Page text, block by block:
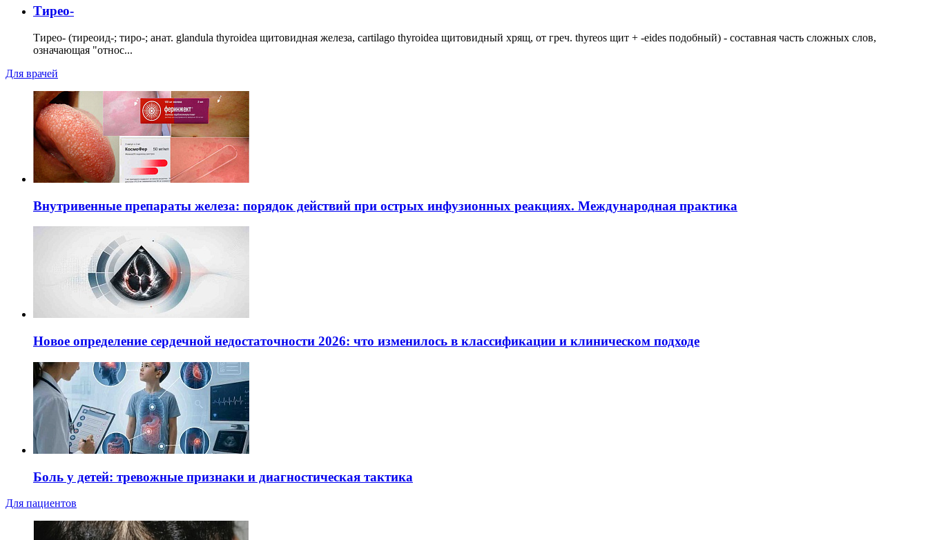
Тирео-
Тирео- (тиреоид-; тиро-; анат. glandula thyroidea щитовидная железа, cartilago thyroidea щитовидный хрящ, от греч. thyreos щит + -eides подобный) - составная часть сложных слов,
означающая "относ...
Для врачей
Внутривенные препараты железа: порядок действий при острых инфузионных реакциях. Международная практика
Новое определение сердечной недостаточности 2026: что изменилось в классификации и клиническом подходе
Боль у детей: тревожные признаки и диагностическая тактика
Для пациентов